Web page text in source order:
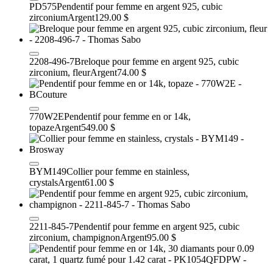
PD575Pendentif pour femme en argent 925, cubic
zirconiumArgent129.00 $
2208-496-7Breloque pour femme en argent 925, cubic
zirconium, fleurArgent74.00 $
770W2EPendentif pour femme en or 14k,
topazeArgent549.00 $
BYM149Collier pour femme en stainless,
crystalsArgent61.00 $
2211-845-7Pendentif pour femme en argent 925, cubic
zirconium, champignonArgent95.00 $